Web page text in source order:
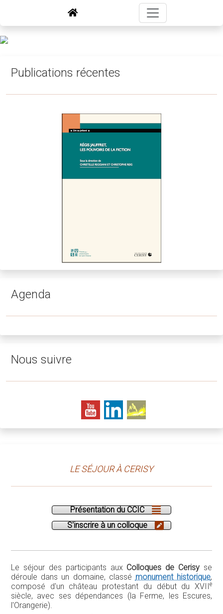
LE SÉJOUR À CERISY
Présentation du CCIC
S'inscrire à un colloque
Le séjour des participants aux Colloques de Cerisy se
déroule dans un domaine, classé monument historique,
composé d'un château protestant du début du XVIIe
siècle, avec ses dépendances (la Ferme, les Escures,
l'Orangerie).
Publications récentes
Agenda
Nous suivre